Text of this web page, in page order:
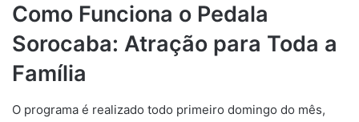
Como Funciona o Pedala
Sorocaba: Atração para Toda a
Família
O programa é realizado todo primeiro domingo do mês,